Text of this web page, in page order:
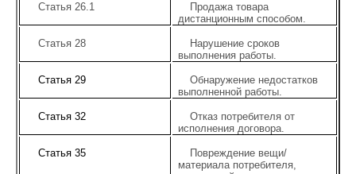
Статья 26.1
Продажа товара
дистанционным способом.
Статья 28
Нарушение сроков
выполнения работы.
Статья 29
Обнаружение недостатков
выполненной работы.
Статья 32
Отказ потребителя от
исполнения договора.
Статья 35
Повреждение вещи/
материала потребителя,